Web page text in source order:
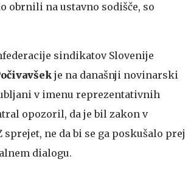
obrnili na ustavno sodišče, so
sindikatov Slovenije
je na današnji novinarski
v imenu reprezentativnih
opozoril, da je bil zakon v
sprejet, ne da bi se ga poskušalo prej
dialogu.